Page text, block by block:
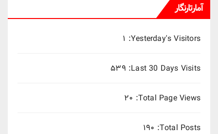
آمارتارنگار
Yesterday's Visitors: ۱
Last 30 Days Visits: ۵۳۹
Total Page Views: ۲۰
Total Posts: ۱۹۰